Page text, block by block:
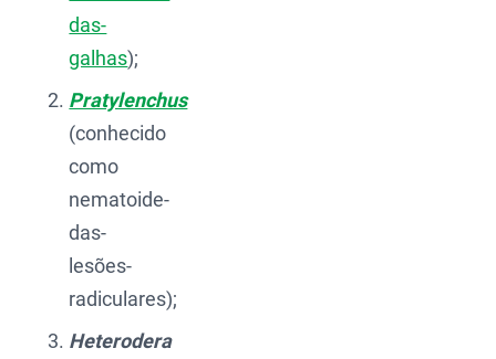
das-
galhas);
Pratylenchus
(conhecido
como
nematoide-
das-
lesões-
radiculares);
Heterodera